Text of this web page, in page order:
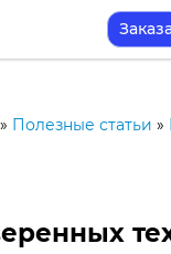
» Полезные статьи »